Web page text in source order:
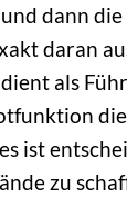
dann die
daran
als
ist
zu